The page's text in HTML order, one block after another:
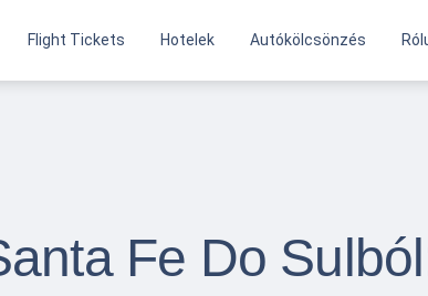
Flight Tickets Hotelek Autókölcsönzés
Fe Do